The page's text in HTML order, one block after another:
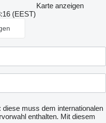
Karte anzeigen
(EEST)
diese muss dem internationalen
enthalten. Mit diesem